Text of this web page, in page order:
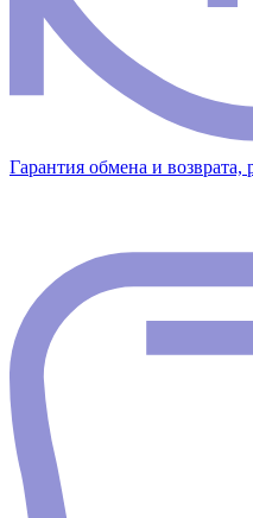
Гарантия обмена и возврата,